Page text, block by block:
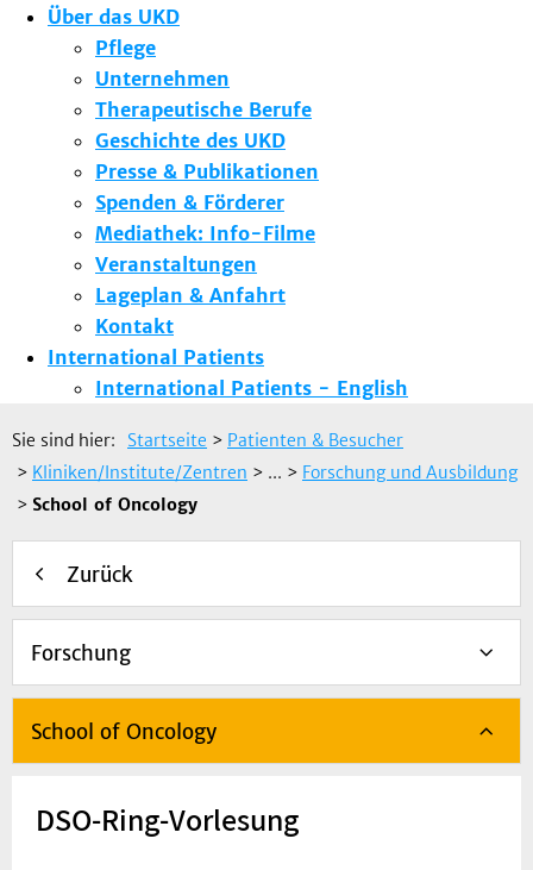
Über das UKD
Pflege
Unternehmen
Therapeutische Berufe
Geschichte des UKD
Presse & Publikationen
Spenden & Förderer
Mediathek: Info-Filme
Veranstaltungen
Lageplan & Anfahrt
Kontakt
International Patients
International Patients - English
Sie sind hier: Startseite > Patienten & Besucher
> Kliniken/Institute/Zentren > ... > Forschung und Ausbildung
> School of Oncology
Zurück
Forschung
School of Oncology
DSO-Ring-Vorlesung